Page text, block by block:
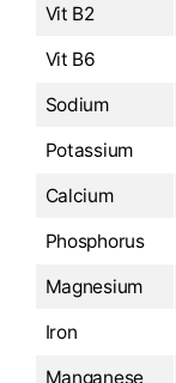
Vit B2
Vit B6
Sodium
Potassium
Calcium
Phosphorus
Magnesium
Iron
Manganese